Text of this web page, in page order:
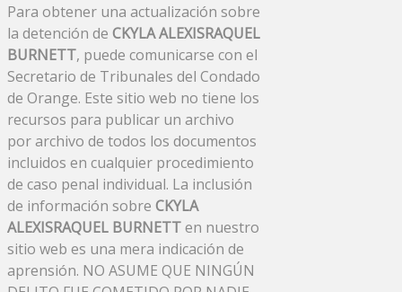
Para obtener una actualización sobre
la detención de CKYLA ALEXISRAQUEL
BURNETT, puede comunicarse con el
Secretario de Tribunales del Condado
de Orange. Este sitio web no tiene los
recursos para publicar un archivo
por archivo de todos los documentos
incluidos en cualquier procedimiento
de caso penal individual. La inclusión
de información sobre CKYLA
ALEXISRAQUEL BURNETTen nuestro
sitio web es una mera indicación de
aprensión. NO ASUME QUE NINGÚN